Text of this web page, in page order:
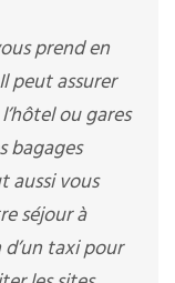
prend en
peut assurer
ou gares
bagages
aussi vous
séjour à
taxi pour